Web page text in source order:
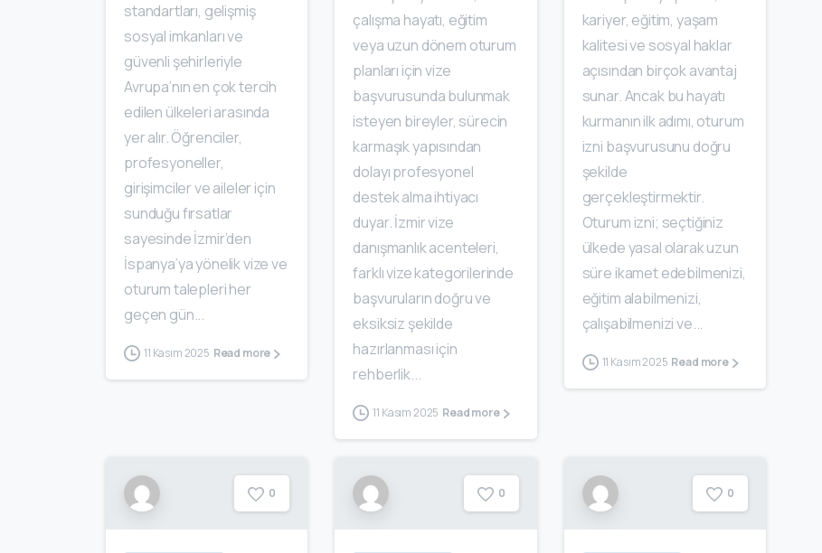
standartları, gelişmiş
sosyal imkanları ve
güvenli şehirleriyle
Avrupa’nın en çok tercih
edilen ülkeleri arasında
yer alır. Öğrenciler,
profesyoneller,
girişimciler ve aileler için
sunduğu fırsatlar
sayesinde İzmir’den
İspanya’ya yönelik vize ve
oturum talepleri her
geçen gün...
11 Kasım 2025 Read more
çalışma hayatı, eğitim
veya uzun dönem oturum
planları için vize
başvurusunda bulunmak
isteyen bireyler, sürecin
karmaşık yapısından
dolayı profesyonel
destek alma ihtiyacı
duyar. İzmir vize
danışmanlık acenteleri,
farklı vize kategorilerinde
başvuruların doğru ve
eksiksiz şekilde
hazırlanması için
rehberlik...
11 Kasım 2025 Read more
kariyer, eğitim, yaşam
kalitesi ve sosyal haklar
açısından birçok avantaj
sunar. Ancak bu hayatı
kurmanın ilk adımı, oturum
izni başvurusunu doğru
şekilde
gerçekleştirmektir.
Oturum izni; seçtiğiniz
ülkede yasal olarak uzun
süre ikamet edebilmenizi,
eğitim alabilmenizi,
çalışabilmenizi ve...
11 Kasım 2025 Read more
0 0 0